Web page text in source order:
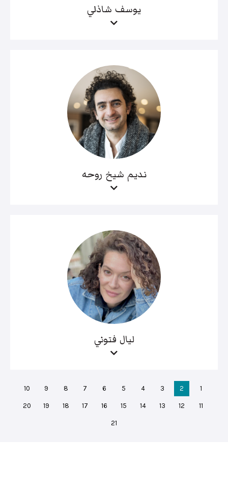
يوسف شاذلي
نديم شيخ روحه
ليال فتوني
1
2
3
4
5
6
7
8
9
10
11
12
13
14
15
16
17
18
19
20
21